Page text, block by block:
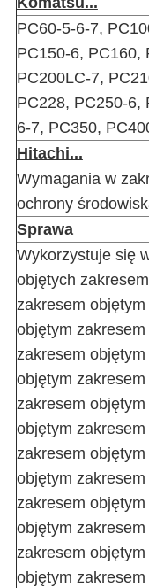
PC60-5-6-7,
PC150-6, PC160,
PC200LC-7,
PC228, PC250-6,
6-7, PC350,
Hitachi...
Wymagania w
ochrony
Sprawa
Wykorzystuje się
objętych
zakresem
objętym
zakresem
objętym
zakresem
objętym
zakresem
objętym
zakresem
objętym
zakresem
objętym